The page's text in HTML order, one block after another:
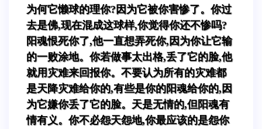
为何它懒球的理你?因为它被你害惨了。你过
去是佛,现在混成这球样,你觉得你还不惨吗?
阳魂恨死你了,他一直想弄死你,因为你让它输
的一败涂地。你若做事太出格,丢了它的脸,他
就用灾难来回报你。不要认为所有的灾难都
是天降灾难给你的,有些是你的阳魂给你的,因
为它嫌你丢了它的脸。天是无情的,但阳魂有
情有义。你不必怨天怨地,你最应该的是怨你